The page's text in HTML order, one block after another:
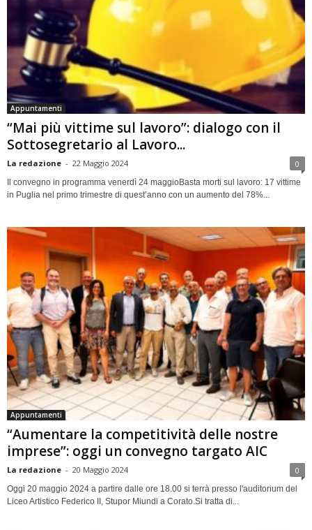
Appuntamenti
“Mai più vittime sul lavoro”: dialogo con il
Sottosegretario al Lavoro...
La redazione - 22 Maggio 2024 0
Il convegno in programma venerdì 24 maggioBasta morti sul lavoro: 17 vittime
in Puglia nel primo trimestre di quest’anno con un aumento del 78%...
Appuntamenti
“Aumentare la competitività delle nostre
imprese”: oggi un convegno targato AIC
La redazione - 20 Maggio 2024 0
Oggi 20 maggio 2024 a partire dalle ore 18.00 si terrà presso l'auditorium del
Liceo Artistico Federico II, Stupor Miundi a Corato.Si tratta di...